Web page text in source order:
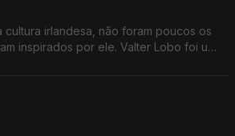
cultura irlandesa, não foram poucos os
inspirados por ele. Valter Lobo foi um